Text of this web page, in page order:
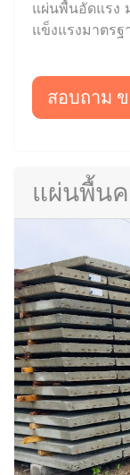
แผ่นพื้นอัดแรง
แข็งแรงมาตรฐ
สอบถาม
แผ่นพื้นค